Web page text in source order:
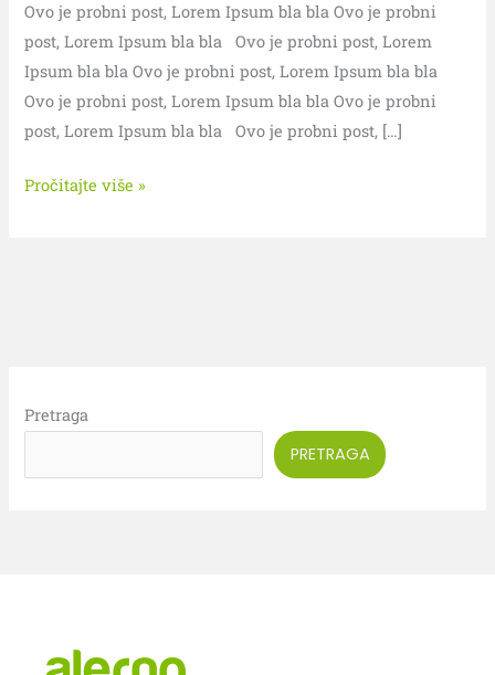
Ovo je probni post, Lorem Ipsum bla bla Ovo je probni
post, Lorem Ipsum bla bla Ovo je probni post, Lorem
Ipsum bla bla Ovo je probni post, Lorem Ipsum bla bla
Ovo je probni post, Lorem Ipsum bla bla Ovo je probni
post, Lorem Ipsum bla bla Ovo je probni post, […]
Pročitajte više »
Pretraga
PRETRAGA